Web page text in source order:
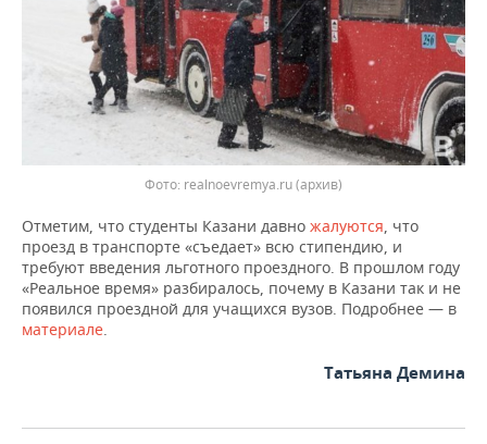
Фото: realnoevremya.ru (архив)
Отметим, что студенты Казани давно жалуются, что
проезд в транспорте «съедает» всю стипендию, и
требуют введения льготного проездного. В прошлом году
«Реальное время» разбиралось, почему в Казани так и не
появился проездной для учащихся вузов. Подробнее — в
материале.
Татьяна Демина